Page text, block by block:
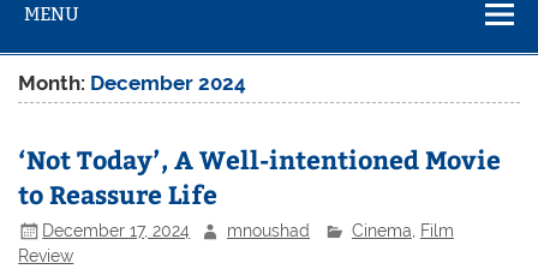
MENU
Month: December 2024
‘Not Today’, A Well-intentioned Movie
to Reassure Life
December 17, 2024 mnoushad Cinema
Film
Review